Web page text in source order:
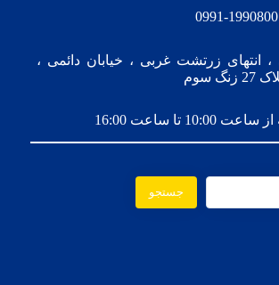
0991-1990800
انتهای زرتشت غربی ، خیابان دائمی ،
سوم
تا ساعت 16:00
جستجو